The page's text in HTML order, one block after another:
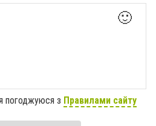
🙂
погоджуюся з Правилами сайту